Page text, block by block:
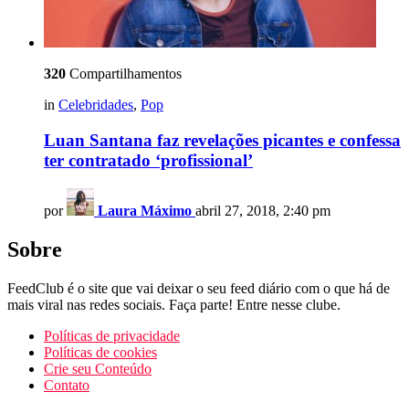
320 Compartilhamentos
in Celebridades, Pop
Luan Santana faz revelações picantes e confessa
ter contratado ‘profissional’
por Laura Máximo abril 27, 2018, 2:40 pm
Sobre
FeedClub é o site que vai deixar o seu feed diário com o que há de
mais viral nas redes sociais. Faça parte! Entre nesse clube.
Políticas de privacidade
Políticas de cookies
Crie seu Conteúdo
Contato